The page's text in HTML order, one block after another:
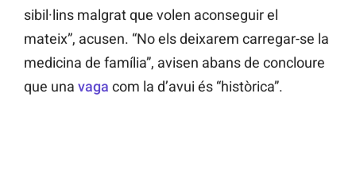
sibil·lins malgrat que volen aconseguir el
mateix”, acusen. “No els deixarem carregar-se la
medicina de família”, avisen abans de concloure
que una vaga com la d’avui és “històrica”.